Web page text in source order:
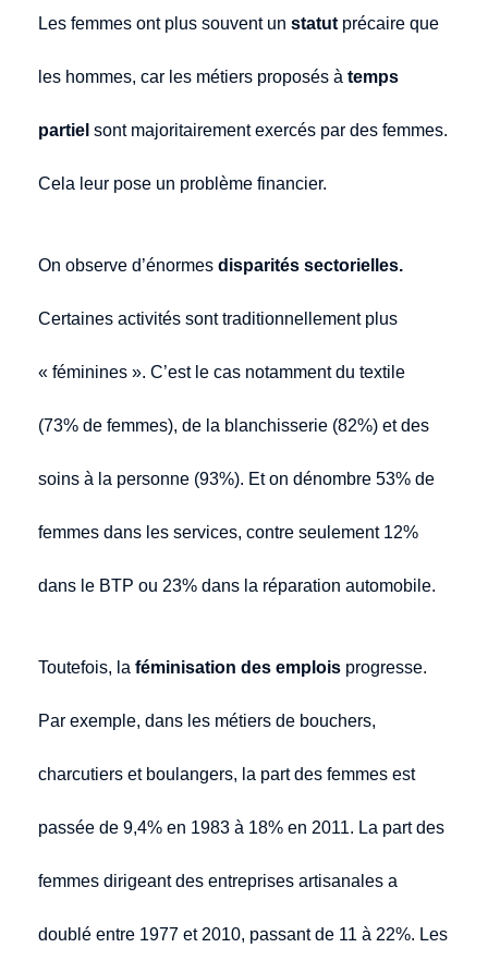
Les femmes ont plus souvent unstatut précaire que
les hommes, car les métiers proposés àtemps
partiel sont majoritairement exercés par des femmes.
Cela leur pose un problème financier.
On observe d’énormesdisparités sectorielles.
Certaines activités sont traditionnellement plus
« féminines ». C’est le cas notamment du textile
(73% de femmes), de la blanchisserie (82%) et des
soins à la personne (93%). Et on dénombre 53% de
femmes dans les services, contre seulement 12%
dans le BTP ou 23% dans la réparation automobile.
Toutefois, laféminisation des emplois progresse.
Par exemple, dans les métiers de bouchers,
charcutiers et boulangers, la part des femmes est
passée de 9,4% en 1983 à 18% en 2011. La part des
femmes dirigeant des entreprises artisanales a
doublé entre 1977 et 2010, passant de 11 à 22%. Les